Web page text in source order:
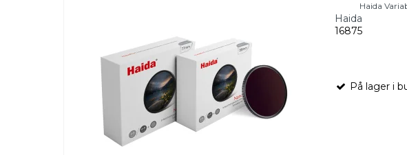
Haida
Haida
16875
På lager i